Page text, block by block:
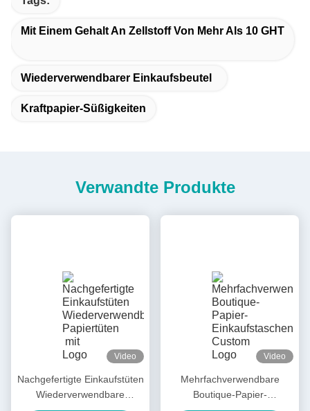
Mit Einem Gehalt An Zellstoff Von Mehr Als 10 GHT
Wiederverwendbarer Einkaufsbeutel
Kraftpapier-Süßigkeiten
Verwandte Produkte
Video
Nachgefertigte Einkaufstüten
Wiederverwendbare
Video
Mehrfachverwendbare
Boutique-Papier-